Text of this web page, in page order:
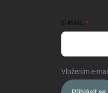
E-MAIL
Vložením e-